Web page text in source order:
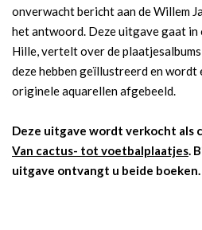
onverwacht bericht aan de Willem
het antwoord. Deze uitgave gaat in
Hille, vertelt over de
deze hebben geïllustreerd en wordt
originele aquarellen afgebeeld.
Deze uitgave wordt verkocht als
Van cactus- tot voetbalplaatjes.
uitgave ontvangt u beide boeken.